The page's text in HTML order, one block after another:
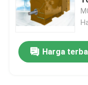
Motor Listrik
AC Synchronous
Harga